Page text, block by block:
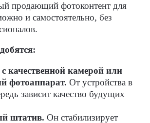
продающий фотоконтент для
и самостоятельно, без
качественной камерой или
фотоаппарат. От устройства в
зависит качество будущих
штатив. Он стабилизирует